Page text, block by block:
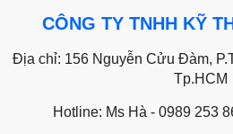
CÔNG TY TNHH KỸ
Địa chỉ: 156 Nguyễn Cửu Đàm,
Tp.HCM
Hotline: Ms Hà - 0989 253